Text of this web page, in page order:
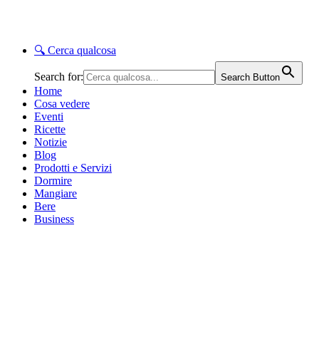
🔍 Cerca qualcosa
Search for: Search Button
Home
Cosa vedere
Eventi
Ricette
Notizie
Blog
Prodotti e Servizi
Dormire
Mangiare
Bere
Business